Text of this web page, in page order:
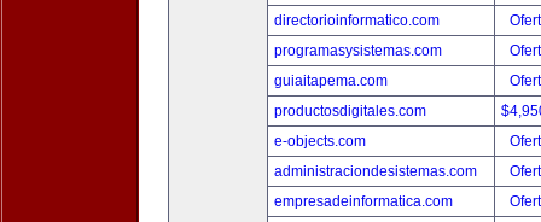
directorioinformatico.com
programasysistemas.com
guiaitapema.com
productosdigitales.com
e-objects.com
administraciondesistemas.com
empresadeinformatica.com